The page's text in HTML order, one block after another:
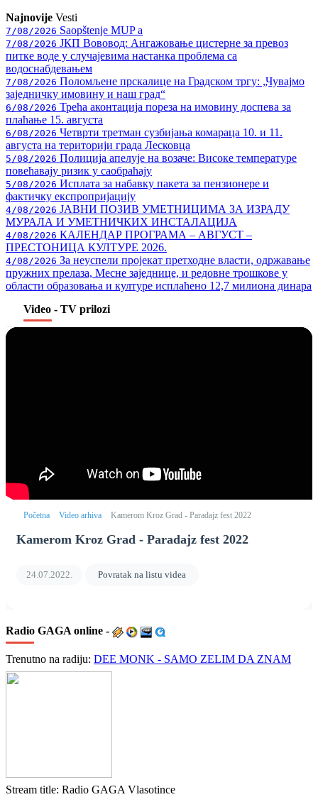
Najnovije Vesti
7/08/2026 Saopštenje MUP a
7/08/2026 ЈКП Вововод: Ангажовање цистерне за превоз
питке воде у случајевима настанка проблема са
водоснабдевањем
7/08/2026 Поломљене прскалице на Градском тргу: „Чувајмо
заједничку имовину и наш град“
6/08/2026 Трећа аконтација пореза на имовину доспева за
плаћање 15. августа
6/08/2026 Четврти третман сузбијања комараца 10. и 11.
августа на територији града Лесковца
5/08/2026 Полиција апелује на возаче: Високе температуре
повећавају ризик у саобраћају
5/08/2026 Исплата за набавку пакета за пензионере и
фактичку експропријацију
4/08/2026 ЈАВНИ ПОЗИВ УМЕТНИЦИМА ЗА ИЗРАДУ
МУРАЛА И УМЕТНИЧКИХ ИНСТАЛАЦИЈА
4/08/2026 КАЛЕНДАР ПРОГРАМА – АВГУСТ –
ПРЕСТОНИЦА КУЛТУРЕ 2026.
4/08/2026 За неуспели пројекат претходне власти, одржавање
пружних прелаза, Месне заједнице, и редовне трошкове у
области образовања и културе исплаћено 12,7 милиона динара
Video - TV prilozi
Početna Video arhiva Kamerom Kroz Grad - Paradajz fest 2022
Kamerom Kroz Grad - Paradajz fest 2022
24.07.2022. Povratak na listu videa
Radio GAGA online -
Trenutno na radiju: DEE MONK - SAMO ZELIM DA ZNAM
Stream title: Radio GAGA Vlasotince